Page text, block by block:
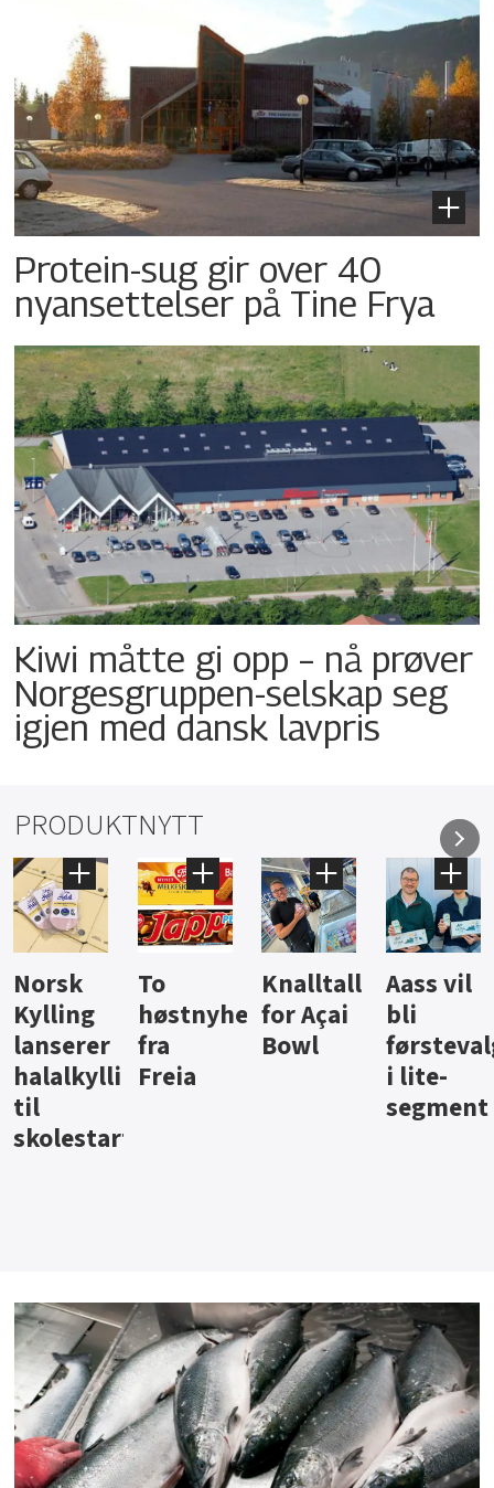
Protein-sug gir over 40
nyansettelser på Tine Frya
Kiwi måtte gi opp – nå prøver
Norgesgruppen-selskap seg
igjen med dansk lavpris
PRODUKTNYTT
Knalltall
for Açai
Bowl
Aass vil
bli
førstevalg
i lite-
Brus og
jus fra
Berentsen
Hard
iste fra
Hansa